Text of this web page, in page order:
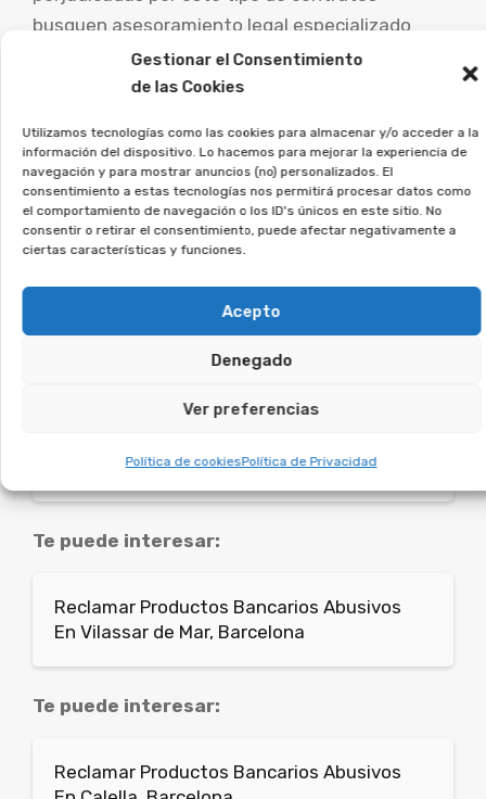
Gestionar el Consentimiento
de las Cookies
Utilizamos tecnologías como las cookies para almacenar y/o acceder a la
información del dispositivo. Lo hacemos para mejorar la experiencia de
navegación y para mostrar anuncios (no) personalizados. El
consentimiento a estas tecnologías nos permitirá procesar datos como
el comportamiento de navegación o los ID's únicos en este sitio. No
consentir o retirar el consentimiento, puede afectar negativamente a
ciertas características y funciones.
Acepto
Denegado
Ver preferencias
Política de cookiesPolítica de Privacidad
busquen asesoramiento legal especializado
para examinar su caso particular y explorar las
vías de reclamación.
La asociación Afeban
trabajamos para los
consumidores a reclamar lo
que les corresponde.
Si estás en esta situación, deja tus datos, y lo
estudiaremos en detalle.
En Roses, Girona
Te puede interesar:
Reclamar Productos Bancarios Abusivos
En Vilassar de Mar, Barcelona
Te puede interesar:
Reclamar Productos Bancarios Abusivos